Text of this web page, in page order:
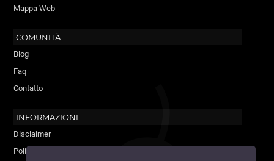
Mappa Web
COMUNITÀ
Blog
Faq
Contatto
INFORMAZIONI
Disclaimer
Policy Cookie